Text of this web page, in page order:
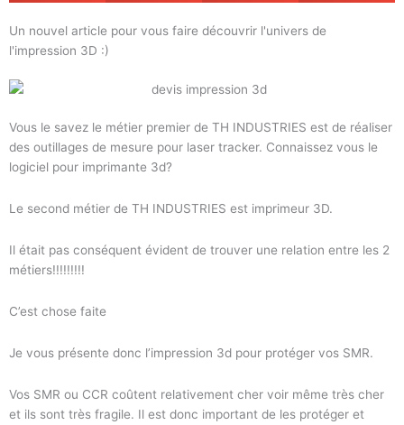
Un nouvel article pour vous faire découvrir l'univers de
l'impression 3D :)
Vous le savez le métier premier de TH INDUSTRIES est de réaliser
des outillages de mesure pour laser tracker. Connaissez vous le
logiciel pour imprimante 3d?
Le second métier de TH INDUSTRIES est imprimeur 3D.
Il était pas conséquent évident de trouver une relation entre les 2
métiers!!!!!!!!!
C’est chose faite
Je vous présente donc l’impression 3d pour protéger vos SMR.
Vos SMR ou CCR coûtent relativement cher voir même très cher
et ils sont très fragile. Il est donc important de les protéger et